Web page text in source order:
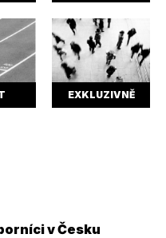
EXKLUZIVNĚ
v Česku